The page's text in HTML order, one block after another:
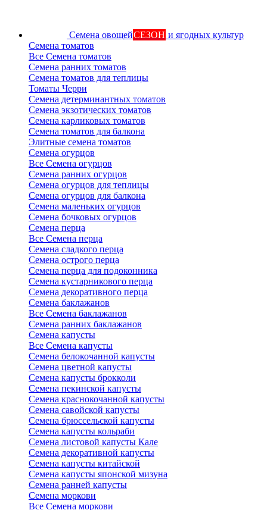
Семена овощейСЕЗОН и ягодных культур
Семена томатов
Все Семена томатов
Семена ранних томатов
Семена томатов для теплицы
Томаты Черри
Семена детерминантных томатов
Семена экзотических томатов
Семена карликовых томатов
Семена томатов для балкона
Элитные семена томатов
Семена огурцов
Все Семена огурцов
Семена ранних огурцов
Семена огурцов для теплицы
Семена огурцов для балкона
Семена маленьких огурцов
Семена бочковых огурцов
Семена перца
Все Семена перца
Семена сладкого перца
Семена острого перца
Семена перца для подоконника
Семена кустарникового перца
Семена декоративного перца
Семена баклажанов
Все Семена баклажанов
Семена ранних баклажанов
Семена капусты
Все Семена капусты
Семена белокочанной капусты
Семена цветной капусты
Семена капусты брокколи
Семена пекинской капусты
Семена краснокочанной капусты
Семена савойской капусты
Семена брюссельской капусты
Семена капусты кольраби
Семена листовой капусты Кале
Семена декоративной капусты
Семена капусты китайской
Семена капусты японской мизуна
Семена ранней капусты
Семена моркови
Все Семена моркови